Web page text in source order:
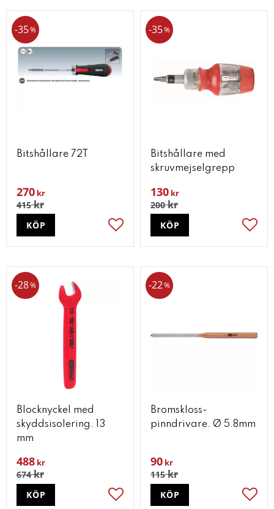
Bitshållare 72T
270 kr
415kr
35%
Lägg till i favoriter
KÖP
Bitshållare med
skruvmejselgrepp
130 kr
200kr
35%
KÖP
Blocknyckel med
skyddsisolering. 13
mm
488 kr
674kr
28%
Lägg till i favoriter
KÖP
Bromskloss-
pinndrivare. Ø 5.8mm
90 kr
115kr
22%
KÖP